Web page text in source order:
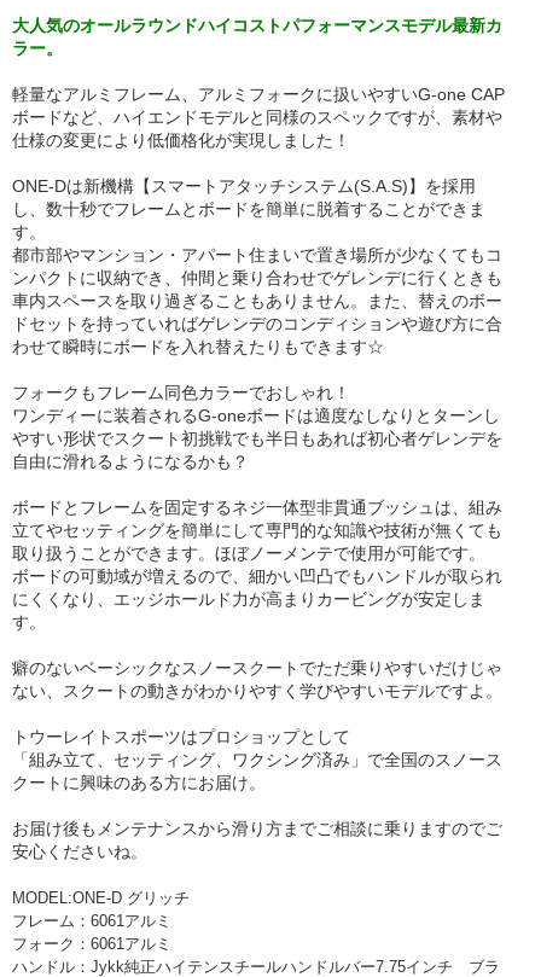
大人気のオールラウンドハイコストパフォーマンスモデル最新カ
ラー。
軽量なアルミフレーム、アルミフォークに扱いやすいG-one CAP
ボードなど、ハイエンドモデルと同様のスペックですが、素材や
仕様の変更により低価格化が実現しました！
ONE-Dは新機構【スマートアタッチシステム(S.A.S)】を採用
し、数十秒でフレームとボードを簡単に脱着することができま
す。
都市部やマンション・アパート住まいで置き場所が少なくてもコ
ンパクトに収納でき、仲間と乗り合わせでゲレンデに行くときも
車内スペースを取り過ぎることもありません。また、替えのボー
ドセットを持っていればゲレンデのコンディションや遊び方に合
わせて瞬時にボードを入れ替えたりもできます☆
フォークもフレーム同色カラーでおしゃれ！
ワンディーに装着されるG-oneボードは適度なしなりとターンし
やすい形状でスクート初挑戦でも半日もあれば初心者ゲレンデを
自由に滑れるようになるかも？
ボードとフレームを固定するネジ一体型非貫通ブッシュは、組み
立てやセッティングを簡単にして専門的な知識や技術が無くても
取り扱うことができます。ほぼノーメンテで使用が可能です。
ボードの可動域が増えるので、細かい凹凸でもハンドルが取られ
にくくなり、エッジホールド力が高まりカービングが安定しま
す。
癖のないベーシックなスノースクートでただ乗りやすいだけじゃ
ない、スクートの動きがわかりやすく学びやすいモデルですよ。
トウーレイトスポーツはプロショップとして
「組み立て、セッティング、ワクシング済み」で全国のスノース
クートに興味のある方にお届け。
お届け後もメンテナンスから滑り方までご相談に乗りますのでご
安心くださいね。
MODEL:ONE-D グリッチ
フレーム：6061アルミ
フォーク：6061アルミ
ハンドル：Jykk純正ハイテンスチールハンドルバー7.75インチ ブラ